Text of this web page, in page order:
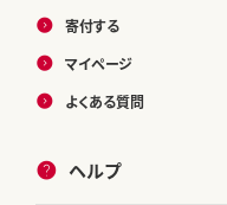
寄付する
マイページ
よくある質問
ヘルプ